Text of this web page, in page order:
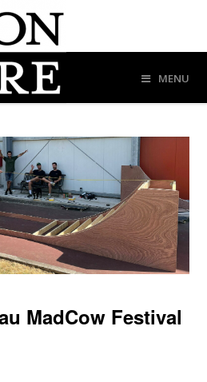
MENU
MadCow Festival